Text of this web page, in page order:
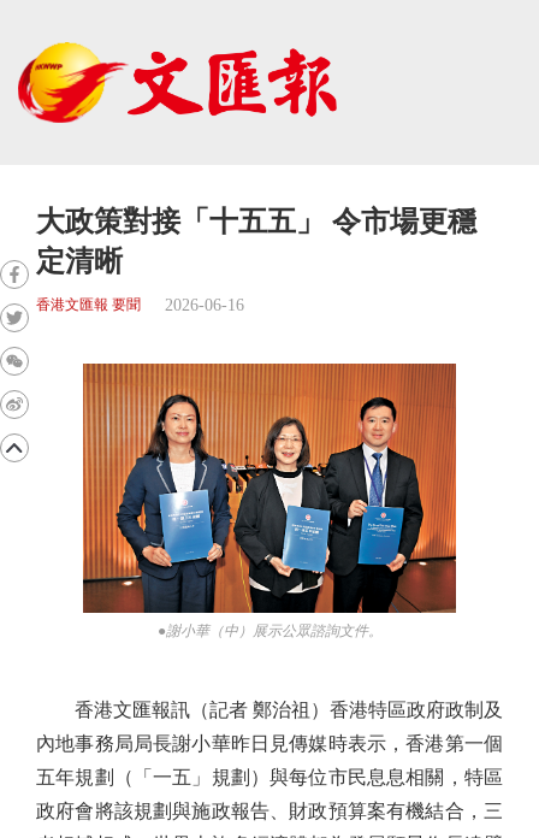
大政策對接「十五五」 令市場更穩
定清晰
香港文匯報 要聞 2026-06-16
●謝小華（中）展示公眾諮詢文件。
香港文匯報訊（記者 鄭治祖）香港特區政府政制及
內地事務局局長謝小華昨日見傳媒時表示，香港第一個
五年規劃（「一五」規劃）與每位市民息息相關，特區
政府會將該規劃與施政報告、財政預算案有機結合，三